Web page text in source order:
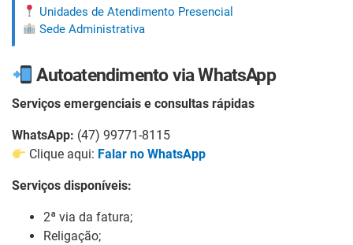
Unidades de Atendimento Presencial
Sede Administrativa
Autoatendimento via WhatsApp
Serviços emergenciais e consultas rápidas
WhatsApp: (47) 99771-8115
Clique aqui: Falar no WhatsApp
Serviços disponíveis:
2ª via da fatura;
Religação;